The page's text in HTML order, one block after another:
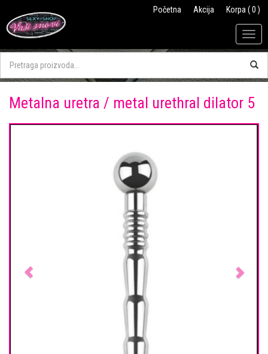
Početna Akcija Korpa ( 0 )
Metalna uretra / metal urethral dilator 5